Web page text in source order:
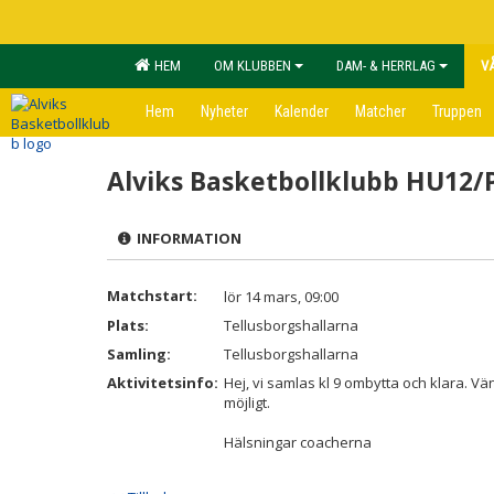
HEM OM KLUBBEN DAM- & HERRLAG
Hem Nyheter Kalender Matcher Truppen
Alviks Basketbollklubb HU12/
INFORMATION
Matchstart:
lör 14 mars, 09:00
Plats:
Tellusborgshallarna
Samling:
Tellusborgshallarna
Aktivitetsinfo: Hej, vi samlas kl 9 ombytta och klara.
möjligt.
Hälsningar coacherna